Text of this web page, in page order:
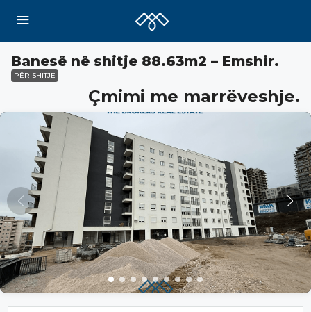
Banesë në shitje 88.63m2 – Emshir.
PËR SHITJE
Çmimi me marrëveshje.